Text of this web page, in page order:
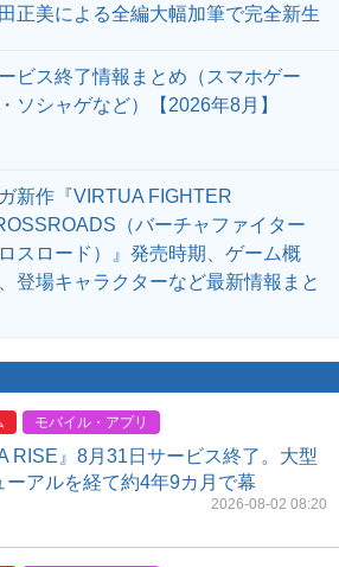
正美による全編大幅加筆で完全新生
ビス終了情報まとめ（スマホゲー
ソシャゲなど）【2026年8月】
新作『VIRTUA FIGHTER
（バーチャファイター
スロード）』発売時期、ゲーム概
登場キャラクターなど最新情報まと
モバイル・アプリ
RISE』8月31日サービス終了。大型
ーアルを経て約4年9カ月で幕
2026-08-02 08:20